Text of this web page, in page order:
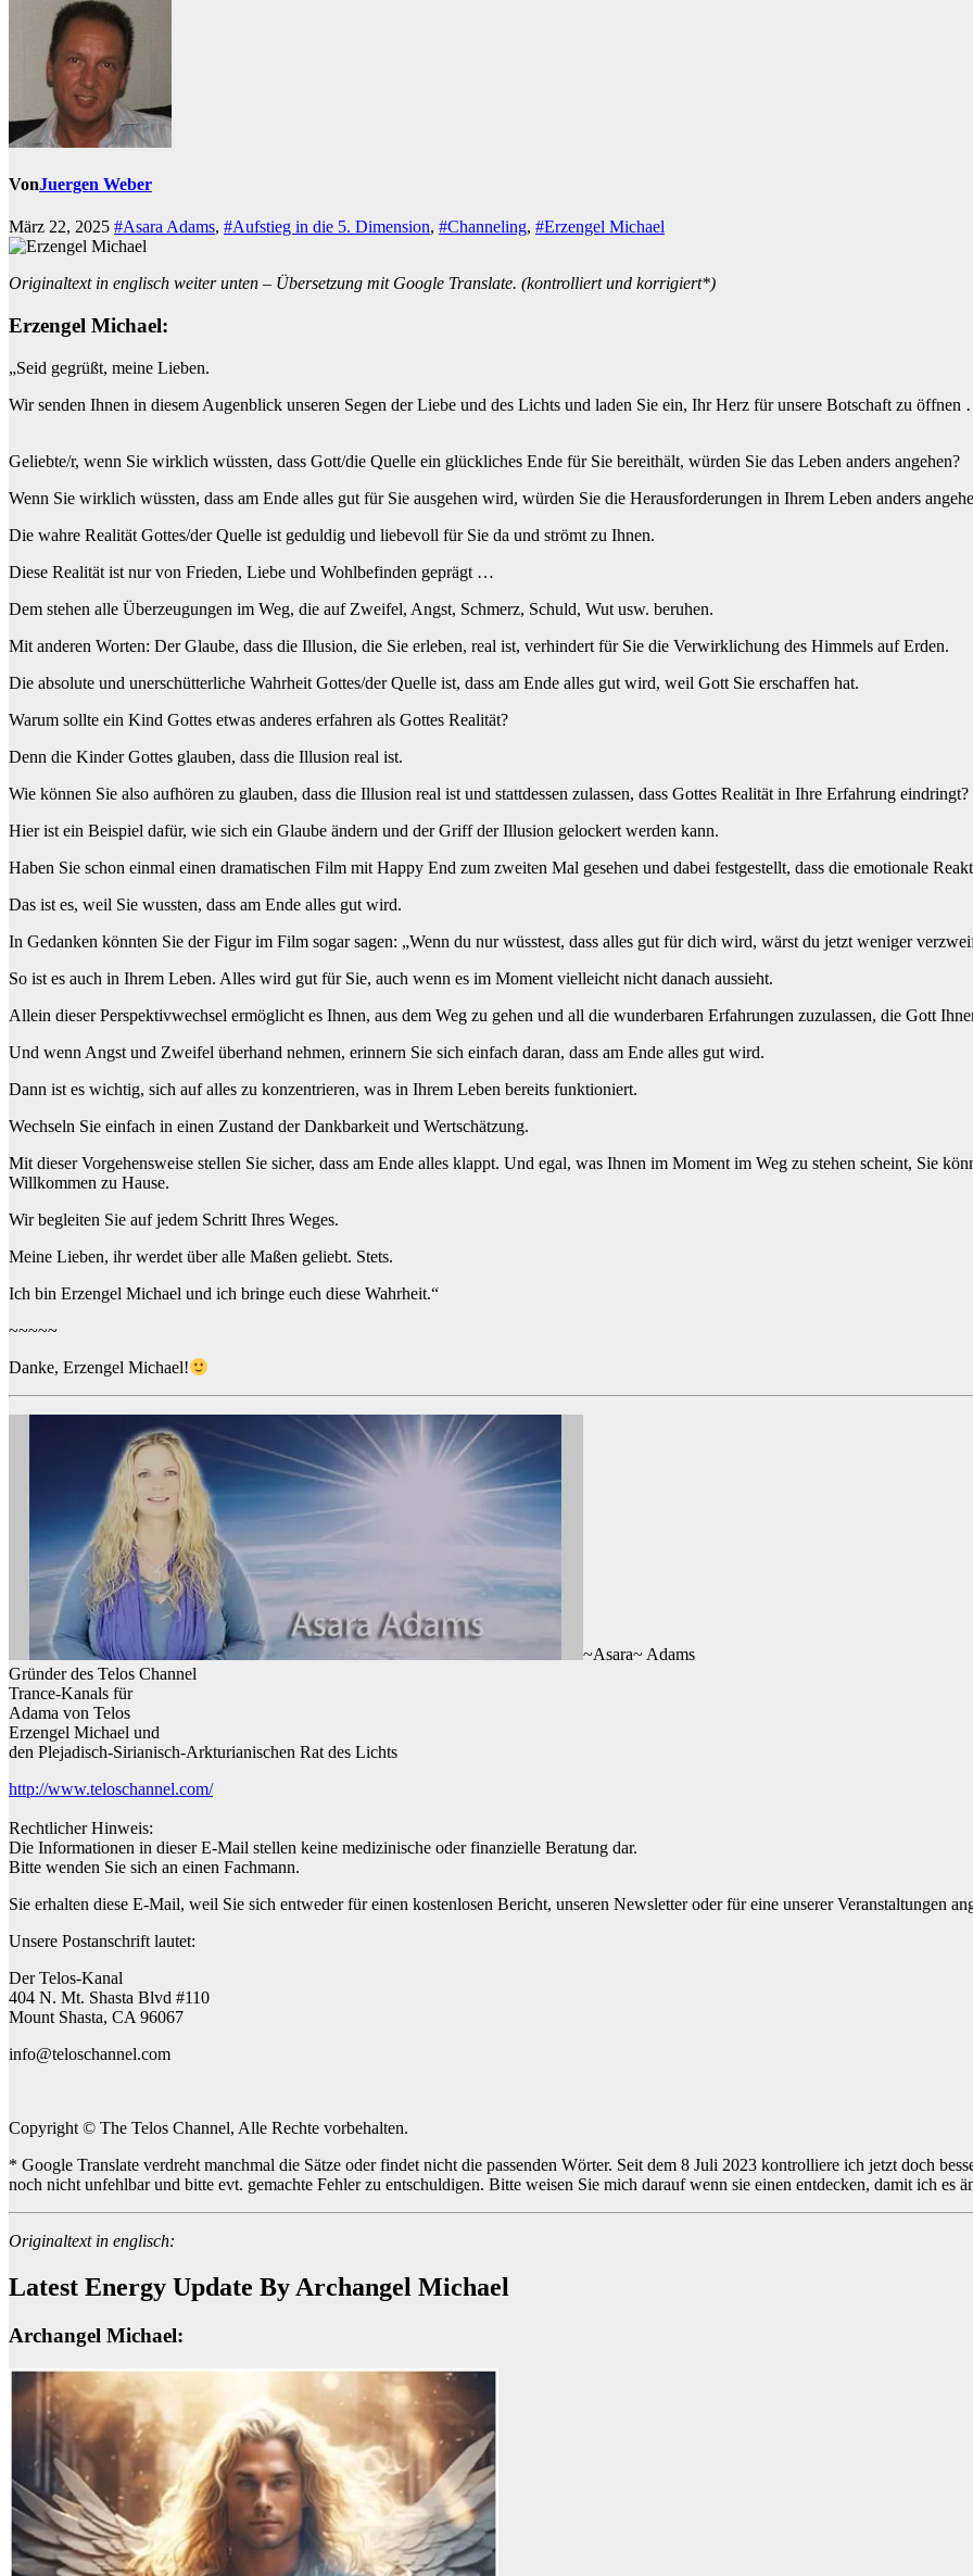
VonJuergen Weber
März 22, 2025 #Asara Adams, #Aufstieg in die 5. Dimension, #Channeling, #Erzengel Michael
Originaltext in englisch weiter unten – Übersetzung mit Google Translate. (kontrolliert und korrigiert*)
Erzengel Michael:
„Seid gegrüßt, meine Lieben.
Wir senden Ihnen in diesem Augenblick unseren Segen der Liebe und des Lichts und laden Sie ein, Ihr Herz für unsere Botschaft zu öffnen
Geliebte/r, wenn Sie wirklich wüssten, dass Gott/die Quelle ein glückliches Ende für Sie bereithält, würden Sie das Leben anders angehen?
Wenn Sie wirklich wüssten, dass am Ende alles gut für Sie ausgehen wird, würden Sie die Herausforderungen in Ihrem Leben anders
Die wahre Realität Gottes/der Quelle ist geduldig und liebevoll für Sie da und strömt zu Ihnen.
Diese Realität ist nur von Frieden, Liebe und Wohlbefinden geprägt …
Dem stehen alle Überzeugungen im Weg, die auf Zweifel, Angst, Schmerz, Schuld, Wut usw. beruhen.
Mit anderen Worten: Der Glaube, dass die Illusion, die Sie erleben, real ist, verhindert für Sie die Verwirklichung des Himmels auf Erden.
Die absolute und unerschütterliche Wahrheit Gottes/der Quelle ist, dass am Ende alles gut wird, weil Gott Sie erschaffen hat.
Warum sollte ein Kind Gottes etwas anderes erfahren als Gottes Realität?
Denn die Kinder Gottes glauben, dass die Illusion real ist.
Wie können Sie also aufhören zu glauben, dass die Illusion real ist und stattdessen zulassen, dass Gottes Realität in Ihre Erfahrung eindringt?
Hier ist ein Beispiel dafür, wie sich ein Glaube ändern und der Griff der Illusion gelockert werden kann.
Haben Sie schon einmal einen dramatischen Film mit Happy End zum zweiten Mal gesehen und dabei festgestellt, dass die emotionale
Das ist es, weil Sie wussten, dass am Ende alles gut wird.
In Gedanken könnten Sie der Figur im Film sogar sagen: „Wenn du nur wüsstest, dass alles gut für dich wird, wärst du jetzt weniger
So ist es auch in Ihrem Leben. Alles wird gut für Sie, auch wenn es im Moment vielleicht nicht danach aussieht.
Allein dieser Perspektivwechsel ermöglicht es Ihnen, aus dem Weg zu gehen und all die wunderbaren Erfahrungen zuzulassen, die Gott
Und wenn Angst und Zweifel überhand nehmen, erinnern Sie sich einfach daran, dass am Ende alles gut wird.
Dann ist es wichtig, sich auf alles zu konzentrieren, was in Ihrem Leben bereits funktioniert.
Wechseln Sie einfach in einen Zustand der Dankbarkeit und Wertschätzung.
Mit dieser Vorgehensweise stellen Sie sicher, dass am Ende alles klappt. Und egal, was Ihnen im Moment im Weg zu stehen scheint, Sie
Willkommen zu Hause.
Wir begleiten Sie auf jedem Schritt Ihres Weges.
Meine Lieben, ihr werdet über alle Maßen geliebt. Stets.
Ich bin Erzengel Michael und ich bringe euch diese Wahrheit.“
~~~~~
Danke, Erzengel Michael!
~Asara~ Adams
Gründer des Telos Channel
Trance-Kanals für
Adama von Telos
Erzengel Michael und
den Plejadisch-Sirianisch-Arkturianischen Rat des Lichts
http://www.teloschannel.com/
Rechtlicher Hinweis:
Die Informationen in dieser E-Mail stellen keine medizinische oder finanzielle Beratung dar.
Bitte wenden Sie sich an einen Fachmann.
Sie erhalten diese E-Mail, weil Sie sich entweder für einen kostenlosen Bericht, unseren Newsletter oder für eine unserer Veranstaltungen
Unsere Postanschrift lautet:
Der Telos-Kanal
404 N. Mt. Shasta Blvd #110
Mount Shasta, CA 96067
info@teloschannel.com
Copyright © The Telos Channel, Alle Rechte vorbehalten.
* Google Translate verdreht manchmal die Sätze oder findet nicht die passenden Wörter. Seit dem 8 Juli 2023 kontrolliere ich jetzt doch
noch nicht unfehlbar und bitte evt. gemachte Fehler zu entschuldigen. Bitte weisen Sie mich darauf wenn sie einen entdecken, damit ich es
Originaltext in englisch:
Latest Energy Update By Archangel Michael
Archangel Michael: